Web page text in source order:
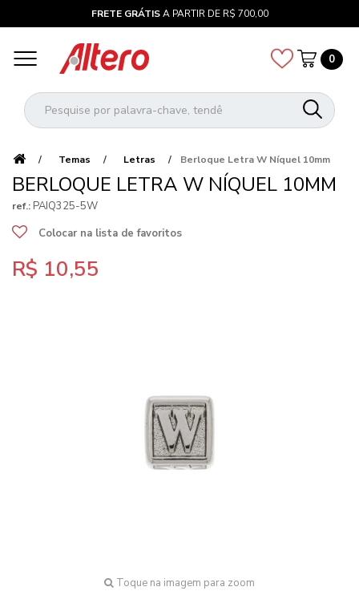
FRETE GRÁTISA PARTIR DE R$ 700,00
0
Temas Letras Berloque Letra W Níquel 10mm
BERLOQUE LETRA W NÍQUEL 10MM
ref.: PAIQ325-5W
Colocar na lista de favoritos
R$ 10,55
Toque na imagem para zoom